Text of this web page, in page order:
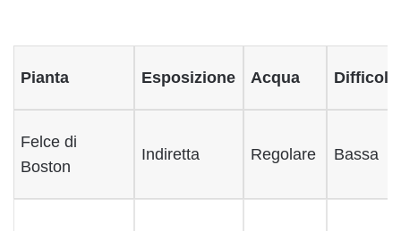
Pianta Esposizione Acqua
Felce di
Boston
Indiretta Regolare Bassa